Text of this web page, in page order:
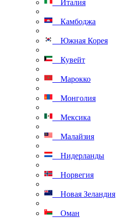
Италия
Камбоджа
Южная Корея
Кувейт
Марокко
Монголия
Мексика
Малайзия
Нидерланды
Норвегия
Новая Зеландия
Оман